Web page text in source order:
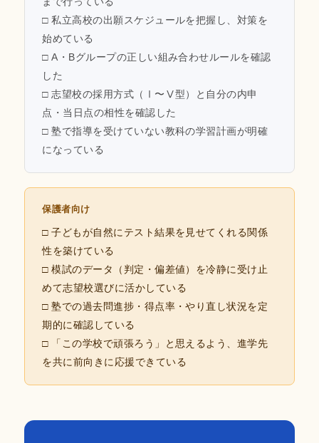
□ 私立高校の出願スケジュールを把握し、対策を
始めている
□ A・Bグループの正しい組み合わせルールを確認
した
□ 志望校の採用方式（Ⅰ〜Ⅴ型）と自分の内申
点・当日点の相性を確認した
□ 塾で指導を受けていない教科の学習計画が明確
になっている
保護者向け
□ 子どもが自然にテスト結果を見せてくれる関係
性を築けている
□ 模試のデータ（判定・偏差値）を冷静に受け止
めて志望校選びに活かしている
□ 塾での過去問進捗・得点率・やり直し状況を定
期的に確認している
□ 「この学校で頑張ろう」と思えるよう、進学先
を共に前向きに応援できている